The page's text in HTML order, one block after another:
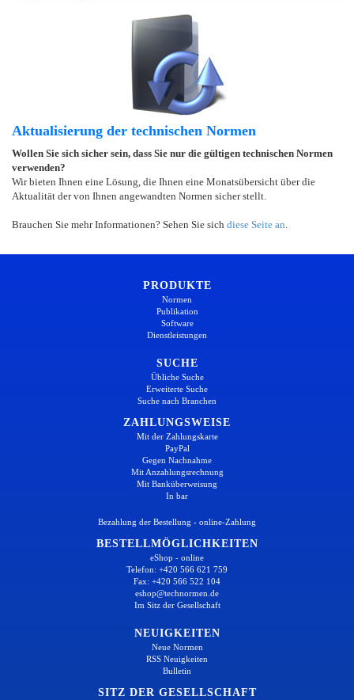
Aktualisierung der technischen Normen
Wollen Sie sich sicher sein, dass Sie nur die gültigen technischen Normen
verwenden?
Wir bieten Ihnen eine Lösung, die Ihnen eine Monatsübersicht über die
Aktualität der von Ihnen angewandten Normen sicher stellt.
Brauchen Sie mehr Informationen? Sehen Sie sich diese Seite an
PRODUKTE
Normen
Publikation
Software
Dienstleistungen
SUCHE
Übliche Suche
Erweiterte Suche
Suche nach Branchen
ZAHLUNGSWEISE
Mit der Zahlungskarte
PayPal
Gegen Nachnahme
Mit Anzahlungsrechnung
Mit Banküberweisung
In bar
Bezahlung der Bestellung - online-Zahlung
BESTELLMÖGLICHKEITEN
eShop - online
Telefon: +420 566 621 759
Fax: +420 566 522 104
eshop@technormen.de
Im Sitz der Gesellschaft
NEUIGKEITEN
Neue Normen
RSS Neuigkeiten
Bulletin
SITZ DER GESELLSCHAFT